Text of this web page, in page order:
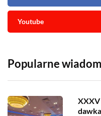
Youtube
Popularne